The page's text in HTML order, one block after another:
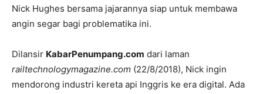
Nick Hughes bersama jajarannya siap untuk membawa
angin segar bagi problematika ini.
Dilansir KabarPenumpang.com dari laman
railtechnologymagazine.com (22/8/2018), Nick ingin
mendorong industri kereta api Inggris ke era digital. Ada